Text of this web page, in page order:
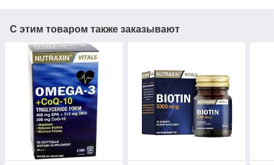
С этим товаром также заказывают